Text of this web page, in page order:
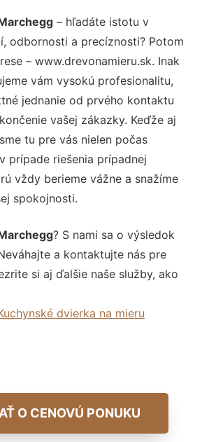
– hľadáte istotu v
odbornosti a precíznosti? Potom
– www.drevonamieru.sk. Inak
vám vysokú profesionalitu,
jednanie od prvého kontaktu
vašej zákazky. Keďže aj
tu pre vás nielen počas
prípade riešenia prípadnej
vždy berieme vážne a snažíme
spokojnosti.
? S nami sa o výsledok
a kontaktujte nás pre
si aj ďalšie naše služby, ako
dvierka na mieru
O CENOVÚ PONUKU